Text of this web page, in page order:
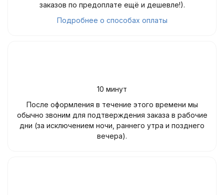
заказов по предоплате ещё и дешевле!).
Подробнее о способах оплаты
10 минут
После оформления в течение этого времени мы
обычно звоним для подтверждения заказа в рабочие
дни (за исключением ночи, раннего утра и позднего
вечера).